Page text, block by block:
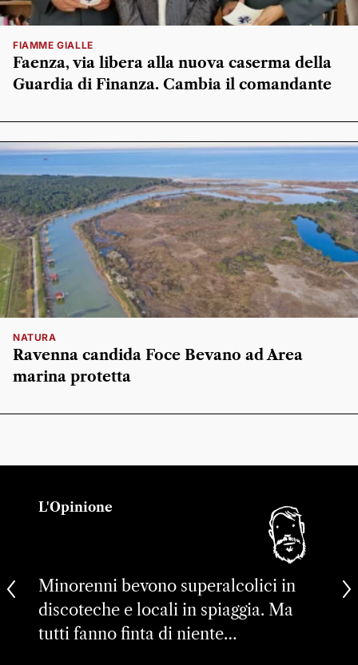
FIAMME GIALLE
Faenza, via libera alla nuova caserma della
Guardia di Finanza. Cambia il comandante
NATURA
Ravenna candida Foce Bevano ad Area
marina protetta
L'Opinione
Minorenni bevono superalcolici in
discoteche e locali in spiaggia. Ma
tutti fanno finta di niente…